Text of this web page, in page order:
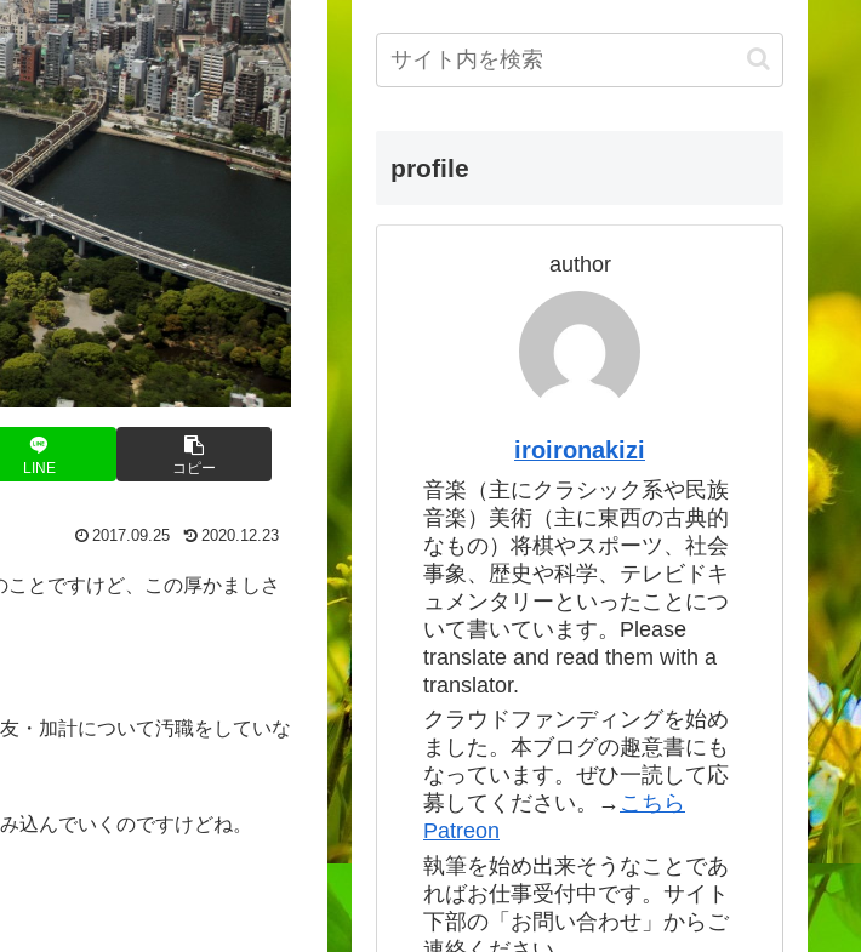
LINE コピー
2017.09.25 2020.12.23
ことですけど、この厚かましさ
・加計について汚職をしていな
込んでいくのですけどね。
profile
author
iroironakizi
音楽（主にクラシック系や民族
音楽）美術（主に東西の古典的
なもの）将棋やスポーツ、社会
事象、歴史や科学、テレビドキ
ュメンタリーといったことにつ
いて書いています。Please
translate and read them with a
translator.
クラウドファンディングを始め
ました。本ブログの趣意書にも
なっています。ぜひ一読して応
募してください。→ こちら
Patreon
執筆を始め出来そうなことであ
ればお仕事受付中です。サイト
下部の「お問い合わせ」からご